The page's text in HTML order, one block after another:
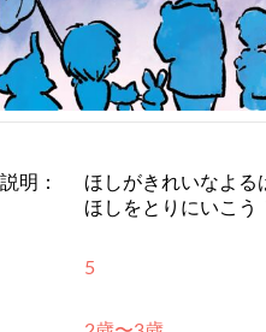
明：
ほしがきれいなよる
ほしをとりにいこう
5